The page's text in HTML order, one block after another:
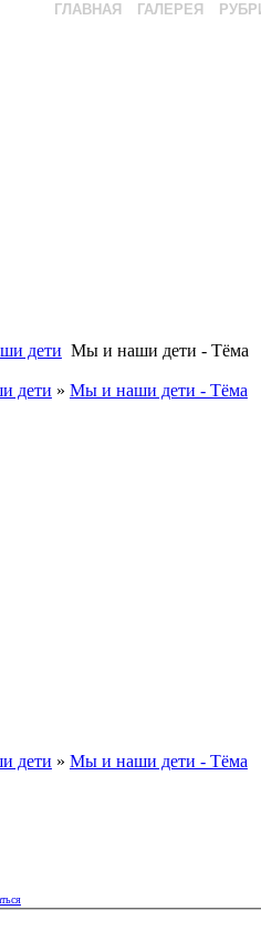
ГЛАВНАЯ ГАЛЕРЕЯ
дети Мы и наши дети - Тёма
дети » Мы и наши дети - Тёма
дети » Мы и наши дети - Тёма